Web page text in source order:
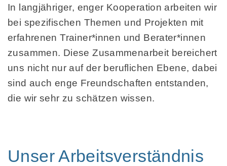
In langjähriger, enger Kooperation arbei­ten wir
bei spezi­fischen Themen und Pro­jekten mit
er­fahre­nen Trainer*innen und Be­rater*innen
zu­sammen. Diese Zu­sammen­arbeit be­reichert
uns nicht nur auf der beruf­lichen Ebe­ne, dabei
sind auch enge Freund­schaf­ten ent­standen,
die wir sehr zu schätzen wissen.
Unser Arbeitsverständnis